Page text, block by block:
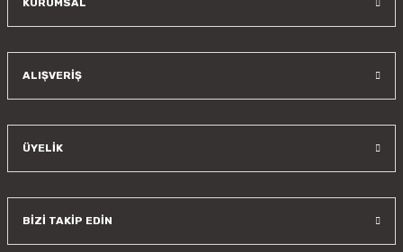
KURUMSAL
ALIŞVERİŞ
ÜYELİK
BİZİ TAKİP EDİN